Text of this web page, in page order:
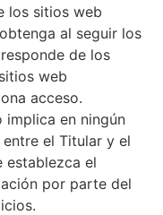
los sitios web
al seguir los
de los
web
acceso.
implica en ningún
el Titular y el
establezca el
por parte del